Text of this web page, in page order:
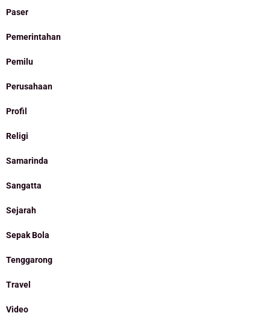
Paser
Pemerintahan
Pemilu
Perusahaan
Profil
Religi
Samarinda
Sangatta
Sejarah
Sepak Bola
Tenggarong
Travel
Video